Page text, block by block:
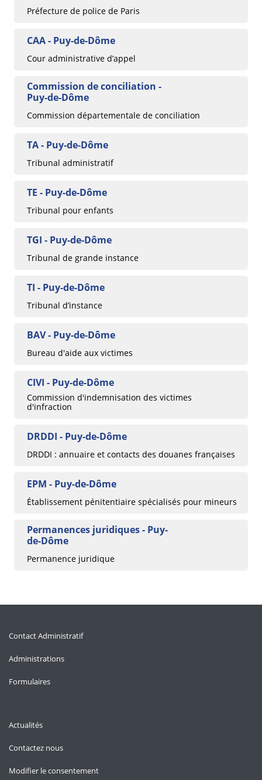
Préfecture de police de Paris
CAA - Puy-de-Dôme
Cour administrative d’appel
Commission de conciliation -
Puy-de-Dôme
Commission départementale de conciliation
TA - Puy-de-Dôme
Tribunal administratif
TE - Puy-de-Dôme
Tribunal pour enfants
TGI - Puy-de-Dôme
Tribunal de grande instance
TI - Puy-de-Dôme
Tribunal d’instance
BAV - Puy-de-Dôme
Bureau d'aide aux victimes
CIVI - Puy-de-Dôme
Commission d'indemnisation des victimes
d'infraction
DRDDI - Puy-de-Dôme
DRDDI : annuaire et contacts des douanes françaises
EPM - Puy-de-Dôme
Établissement pénitentiaire spécialisés pour mineurs
Permanences juridiques - Puy-
de-Dôme
Permanence juridique
Contact Administratif
Administrations
Formulaires
Actualités
Contactez nous
Modifier le consentement